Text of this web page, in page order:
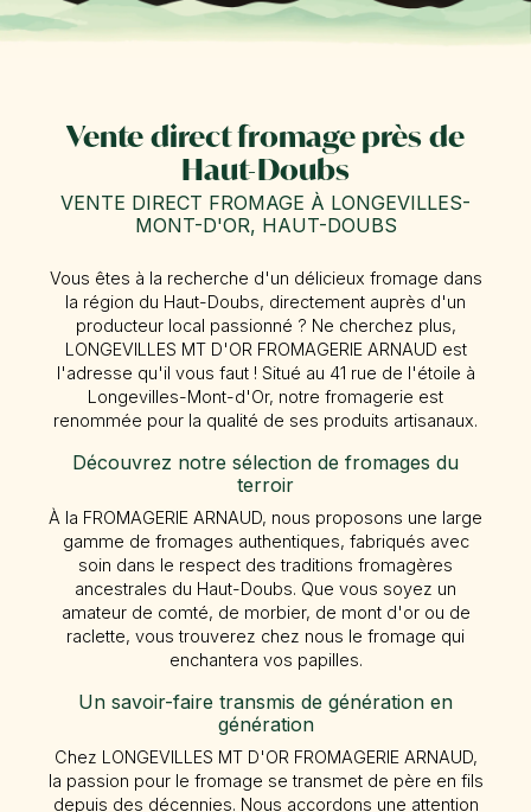
Vente direct fromage près de
Haut-Doubs
VENTE DIRECT FROMAGE À LONGEVILLES-
MONT-D'OR, HAUT-DOUBS
Vous êtes à la recherche d'un délicieux fromage dans
la région du Haut-Doubs, directement auprès d'un
producteur local passionné ? Ne cherchez plus,
LONGEVILLES MT D'OR FROMAGERIE ARNAUD est
l'adresse qu'il vous faut ! Situé au 41 rue de l'étoile à
Longevilles-Mont-d'Or, notre fromagerie est
renommée pour la qualité de ses produits artisanaux.
Découvrez notre sélection de fromages du
terroir
À la FROMAGERIE ARNAUD, nous proposons une large
gamme de fromages authentiques, fabriqués avec
soin dans le respect des traditions fromagères
ancestrales du Haut-Doubs. Que vous soyez un
amateur de comté, de morbier, de mont d'or ou de
raclette, vous trouverez chez nous le fromage qui
enchantera vos papilles.
Un savoir-faire transmis de génération en
génération
Chez LONGEVILLES MT D'OR FROMAGERIE ARNAUD,
la passion pour le fromage se transmet de père en fils
depuis des décennies. Nous accordons une attention